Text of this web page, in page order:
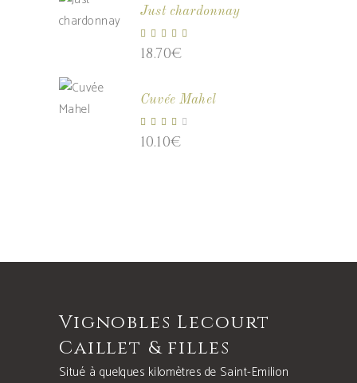
Just chardonnay
5.00
18.70€
Cuvée Mahel
4.00
10.10€
Vignobles Lecourt
Caillet & filles
Situé à quelques kilomètres de Saint-Emilion